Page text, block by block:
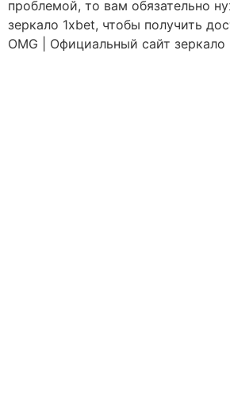
проблемой, то вам обязательно
зеркало 1xbet, чтобы получить
OMG | Официальный сайт